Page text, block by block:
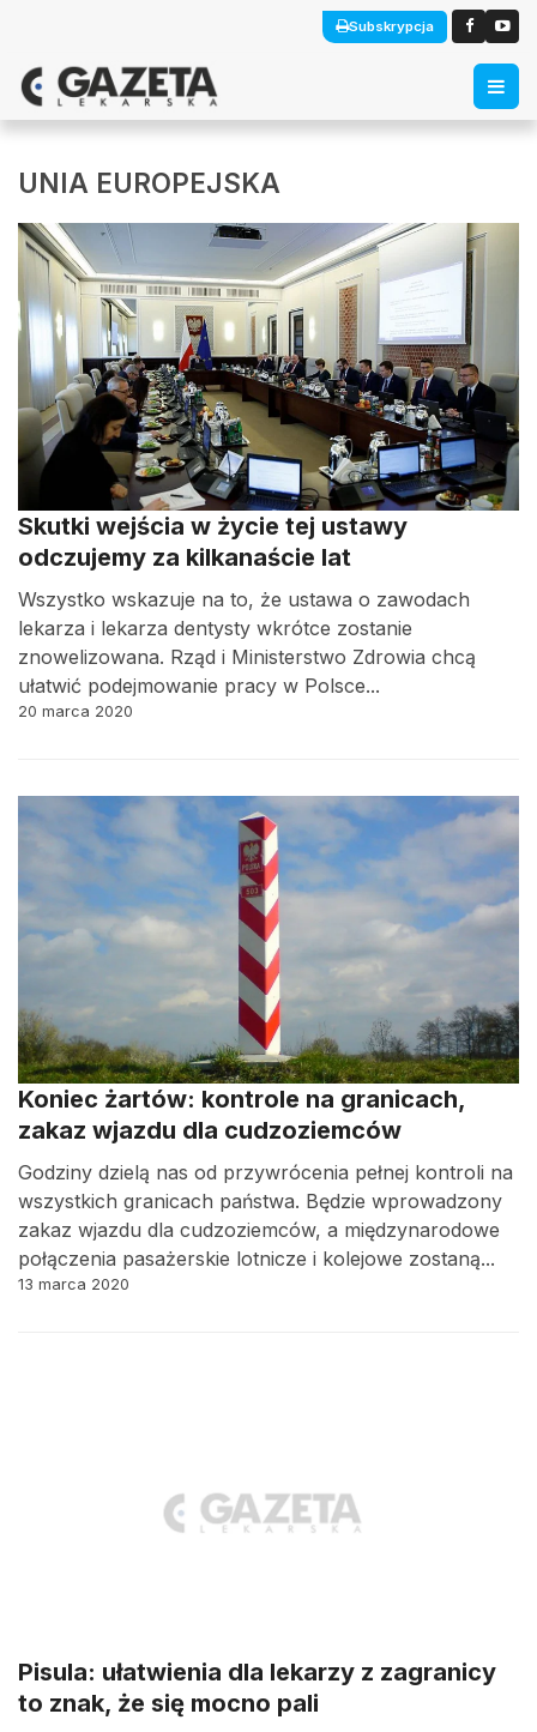
Subskrypcja
UNIA EUROPEJSKA
Skutki wejścia w życie tej ustawy
odczujemy za kilkanaście lat
Wszystko wskazuje na to, że ustawa o zawodach
lekarza i lekarza dentysty wkrótce zostanie
znowelizowana. Rząd i Ministerstwo Zdrowia chcą
ułatwić podejmowanie pracy w Polsce...
20 marca 2020
Koniec żartów: kontrole na granicach,
zakaz wjazdu dla cudzoziemców
Godziny dzielą nas od przywrócenia pełnej kontroli na
wszystkich granicach państwa. Będzie wprowadzony
zakaz wjazdu dla cudzoziemców, a międzynarodowe
połączenia pasażerskie lotnicze i kolejowe zostaną...
13 marca 2020
Pisula: ułatwienia dla lekarzy z zagranicy
to znak, że się mocno pali